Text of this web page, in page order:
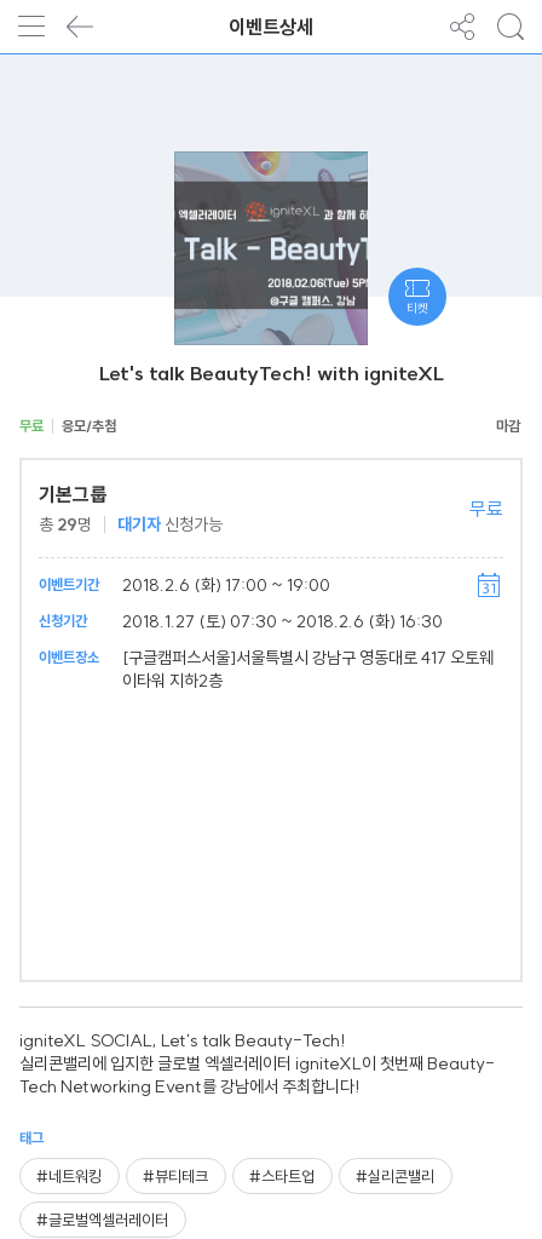
이벤트상세
Let's talk BeautyTech! with igniteXL
무료 응모/추첨
기본그룹
총 29명 대기자 신청가능
무료
이벤트기간 2018.2.6 (화) 17:00 ~ 19:00
신청기간 2018.1.27 (토) 07:30 ~ 2018.2.6 (화) 16:30
이벤트장소
[구글캠퍼스서울]서울특별시 강남구 영동대로 417 오토웨
이타워 지하2층
igniteXL SOCIAL, Let's talk Beauty-Tech!
실리콘밸리에 입지한 글로벌 엑셀러레이터 igniteXL이 첫번째 Beauty-
Tech Networking Event를 강남에서 주최합니다!
태그
#네트워킹 #뷰티테크 #스타트업 #실리콘밸리
#글로벌엑셀러레이터
티켓